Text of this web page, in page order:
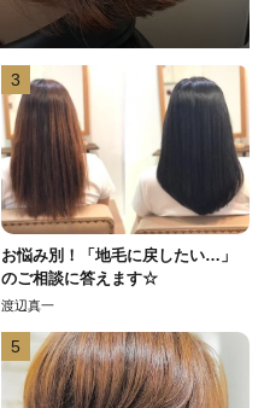
3
お悩み別！「地毛に戻したい…」
のご相談に答えます☆
渡辺真一
5